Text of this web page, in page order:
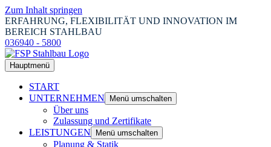
Zum Inhalt springen
ERFAHRUNG, FLEXIBILITÄT UND INNOVATION IM
BEREICH STAHLBAU
036940 - 5800
Hauptmenü
START
UNTERNEHMEN
Menü umschalten
Über uns
Zulassung und Zertifikate
LEISTUNGEN
Menü umschalten
Planung & Statik